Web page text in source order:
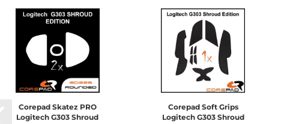
Corepad Skatez PRO
Logitech G303 Shroud
Corepad Soft Grips
Logitech G303 Shroud